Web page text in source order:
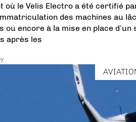
où le Velis Electro a été certifié
des machines au
encore à la mise en place
après les